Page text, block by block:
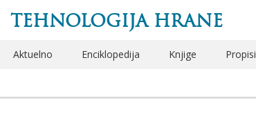
TEHNOLOGIJA HRANE
Aktuelno Enciklopedija Knjige Propisi